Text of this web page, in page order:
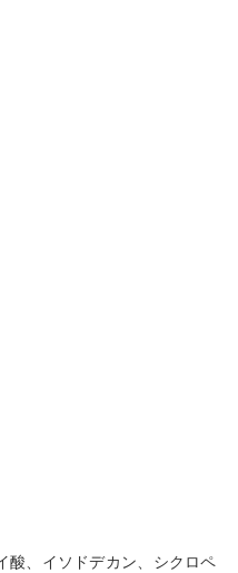
酸、イソドデカン、シクロペ